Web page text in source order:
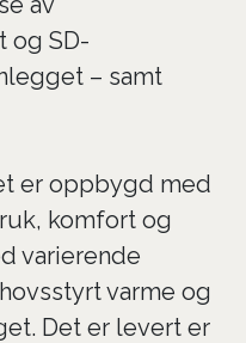
og SD-
– samt
er oppbygd med
komfort og
varierende
varme og
Det er levert er